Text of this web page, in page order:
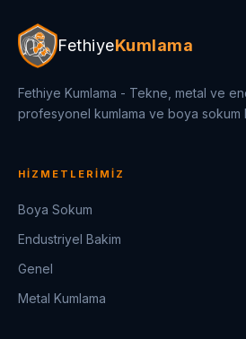
FethiyeKumlama
Fethiye Kumlama - Tekne, metal ve
profesyonel kumlama ve boya sokum
HIZMETLERIMIZ
Boya Sokum
Endustriyel Bakim
Genel
Metal Kumlama